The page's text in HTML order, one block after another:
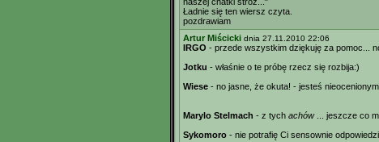
Ładnie się ten wiersz czyta.
pozdrawiam
Artur Miścicki dnia 27.11.2010 22:06
IRGO - przede wszystkim dziękuję za pomoc...
Jotku - właśnie o te próbę rzecz się rozbija:)
Wiese - no jasne, że okuta! - jesteś
Marylo Stelmach - z tych achów... jeszcze co
Sykomoro - nie potrafię Ci sensownie